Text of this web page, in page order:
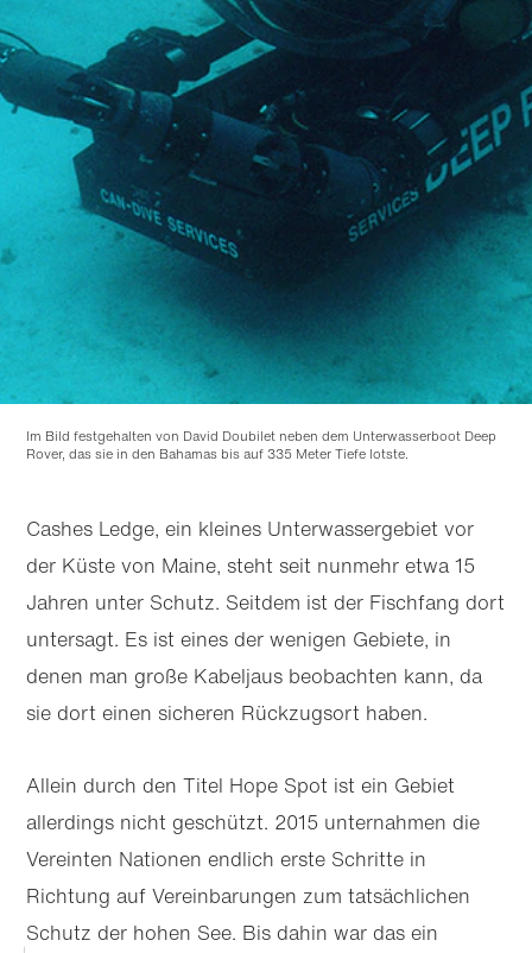
Zu
Hauptinhalt
wechseln
Zu
Footer
wechseln
Im Bild festgehalten von David Doubilet neben dem Unterwasserboot Deep
Rover, das sie in den Bahamas bis auf 335 Meter Tiefe lotste.
Cashes Ledge, ein kleines Unterwassergebiet vor
der Küste von Maine, steht seit nunmehr etwa 15
Jahren unter Schutz. Seitdem ist der Fischfang dort
untersagt. Es ist eines der wenigen Gebiete, in
denen man große Kabeljaus beobachten kann, da
sie dort einen sicheren Rückzugsort haben.
Allein durch den Titel Hope Spot ist ein Gebiet
allerdings nicht geschützt. 2015 unternahmen die
Vereinten Nationen endlich erste Schritte in
Richtung auf Vereinbarungen zum tatsächlichen
Schutz der hohen See. Bis dahin war das ein